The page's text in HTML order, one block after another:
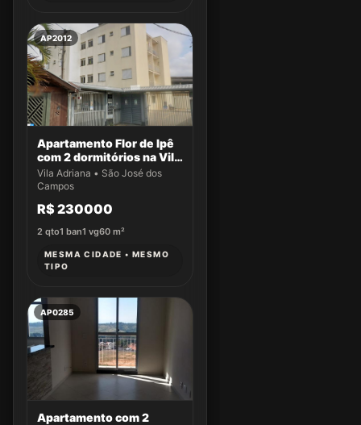
AP2012
Apartamento Flor de Ipê
com 2 dormitórios na Vila
Adriana
Vila Adriana • São José dos
Campos
R$ 230000
2 qto1 ban1 vg60 m²
MESMA CIDADE • MESMO
TIPO
AP0285
Apartamento com 2